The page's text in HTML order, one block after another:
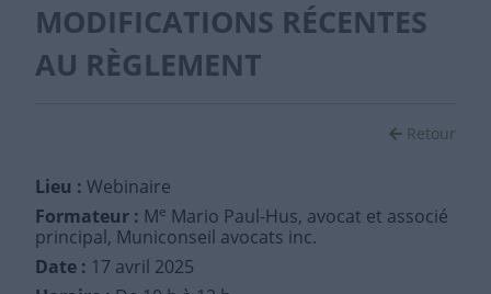
MODIFICATIONS RÉCENTES
AU RÈGLEMENT
Retour
Lieu : Webinaire
Formateur : Me Mario Paul-Hus, avocat et associé
principal, Municonseil avocats inc.
Date : 17 avril 2025